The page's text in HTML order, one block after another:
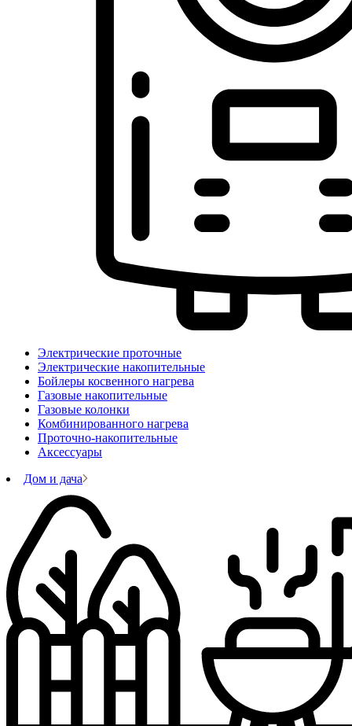
Электрические проточные
Электрические накопительные
Бойлеры косвенного нагрева
Газовые накопительные
Газовые колонки
Комбинированного нагрева
Проточно-накопительные
Аксессуары
Дом и дача